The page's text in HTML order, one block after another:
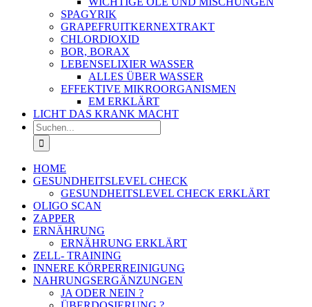
SPAGYRIK
GRAPEFRUITKERNEXTRAKT
CHLORDIOXID
BOR, BORAX
LEBENSELIXIER WASSER
ALLES ÜBER WASSER
EFFEKTIVE MIKROORGANISMEN
EM ERKLÄRT
LICHT DAS KRANK MACHT
Suche
nach:
HOME
GESUNDHEITSLEVEL CHECK
GESUNDHEITSLEVEL CHECK ERKLÄRT
OLIGO SCAN
ZAPPER
ERNÄHRUNG
ERNÄHRUNG ERKLÄRT
ZELL- TRAINING
INNERE KÖRPERREINIGUNG
NAHRUNGSERGÄNZUNGEN
JA ODER NEIN ?